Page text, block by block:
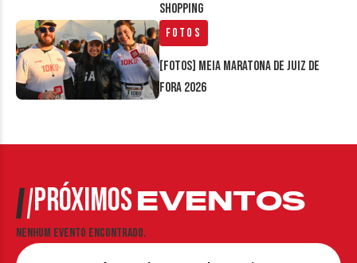
Shopping
Fotos
[FOTOS] Meia Maratona de Juiz de
Fora 2026
PRÓXIMOSEVENTOS
Nenhum evento encontrado.